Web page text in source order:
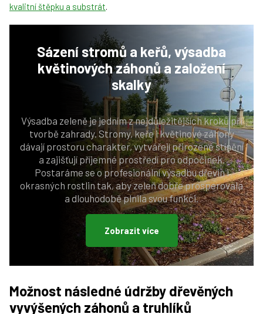
kvalitní štěpku a substrát.
Sázení stromů a keřů, výsadba
květinových záhonů a založení
skalky
Výsadba zeleně je jedním z nejdůležitějších kroků při
tvorbě zahrady. Stromy, keře i květinové záhony
dávají prostoru charakter, vytvářejí přirozené stínění
a zajišťují příjemné prostředí pro odpočinek.
Postaráme se o profesionální výsadbu dřevin i
okrasných rostlin tak, aby zeleň dobře prosperovala
a dlouhodobě plnila svou funkci.
Zobrazit více
Možnost následné údržby dřevěných
vyvýšených záhonů a truhlíků